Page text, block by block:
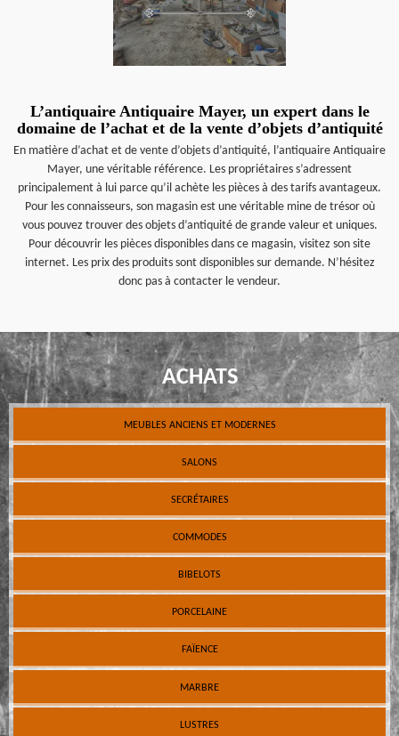
L’antiquaire Antiquaire Mayer, un expert dans le
domaine de l’achat et de la vente d’objets d’antiquité
En matière d’achat et de vente d’objets d’antiquité, l’antiquaire Antiquaire
Mayer, une véritable référence. Les propriétaires s’adressent
principalement à lui parce qu’il achète les pièces à des tarifs avantageux.
Pour les connaisseurs, son magasin est une véritable mine de trésor où
vous pouvez trouver des objets d’antiquité de grande valeur et uniques.
Pour découvrir les pièces disponibles dans ce magasin, visitez son site
internet. Les prix des produits sont disponibles sur demande. N’hésitez
donc pas à contacter le vendeur.
ACHATS
MEUBLES ANCIENS ET MODERNES
SALONS
SECRÉTAIRES
COMMODES
BIBELOTS
PORCELAINE
FAÏENCE
MARBRE
LUSTRES